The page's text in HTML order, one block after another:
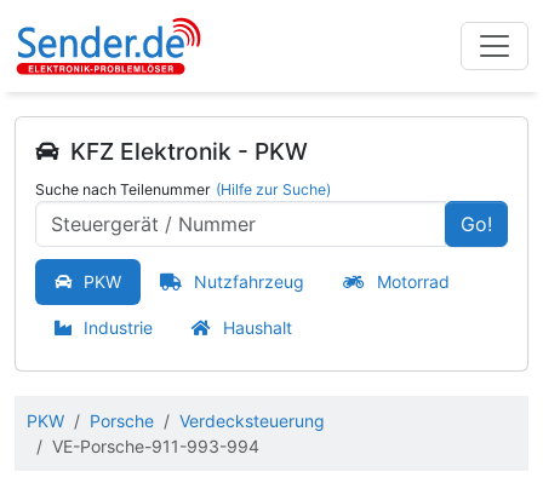
KFZ Elektronik - PKW
Suche nach Teilenummer (Hilfe zur Suche)
Go!
PKW Nutzfahrzeug Motorrad
Industrie Haushalt
PKW Porsche
Verdecksteuerung
VE-Porsche-911-993-994